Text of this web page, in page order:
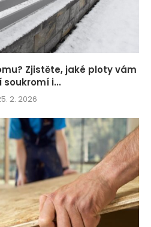
Zjistěte, jaké ploty vám
soukromí i...
2. 2026